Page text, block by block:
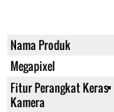
Nama Produk
Megapixel
Fitur Perangkat Keras
Kamera